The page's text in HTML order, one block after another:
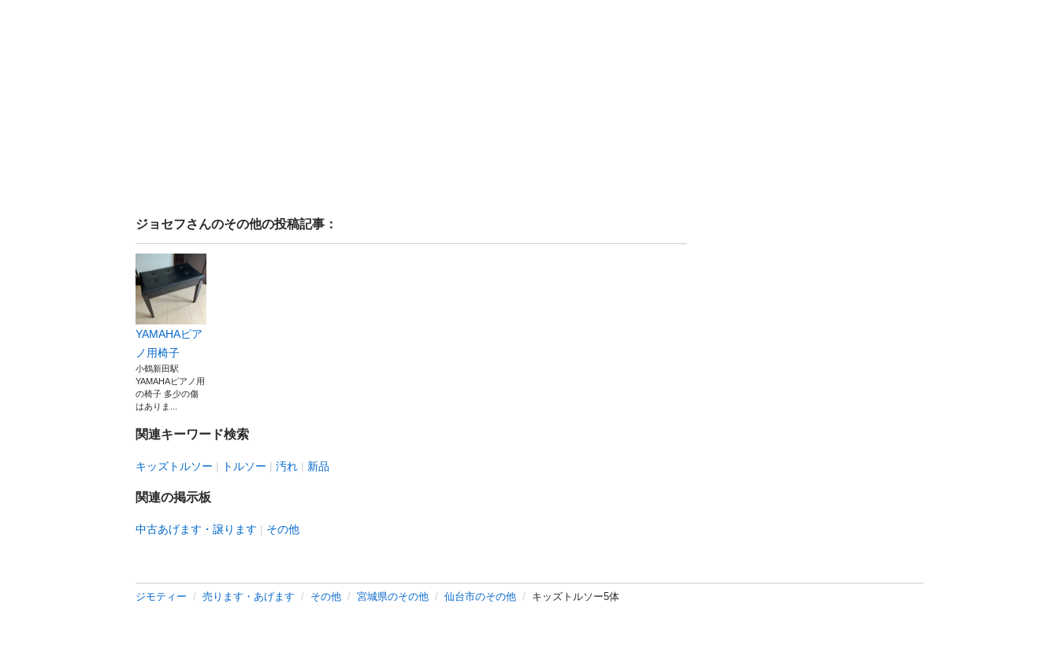
ジョセフさんのその他の投稿記事：
YAMAHAピア
ノ用椅子
小鶴新田駅
YAMAHAピアノ用
の椅子 多少の傷
はありま...
関連キーワード検索
キッズトルソー トルソー 汚れ 新品
関連の掲示板
中古あげます・譲ります その他
ジモティー 売ります・あげます その他 宮城県のその他 仙台市のその他 キッズトルソー5体